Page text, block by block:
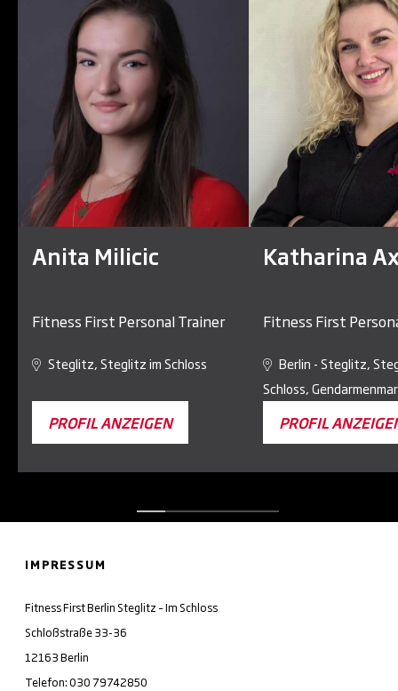
Anita Milicic
Fitness First Personal Trainer
Steglitz, Steglitz im Schloss
PROFIL ANZEIGEN
Katharina
Fitness First
Berlin - Steglitz,
Schloss,
PROFIL
IMPRESSUM
Fitness First Berlin Steglitz – Im Schloss
Schloßstraße 33-36
12163 Berlin
Telefon: 030 79742850